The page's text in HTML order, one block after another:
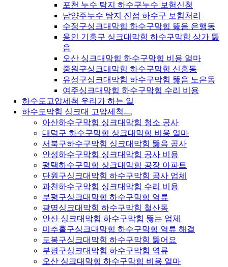
포천 누수 탐지 하수구누수 보험신청
남양주누수 탐지 진접 하수구 보험처리
수정구싱크대막힘 하수구막힘 뚫음 은행동
용인 기흥구 싱크대막힘 하수구막힘 상가 뚫
음
오산 싱크대막힘 하수구막힘 비용 얼마
중원구싱크대막힘 하수구막힘 신흥동
유성구싱크대막힘 하수구막힘 뚫음 노은동
여주싱크대막힘 하수구막힘 수리 비용
하수도고압세척 우리가 하는 일
하수도막힘 싱크대 고압세척
아산하수구막힘 싱크대막힘 청소 공사
대덕구 하수구막힘 싱크대막힘 비용 얼마
서북구하수구막힘 싱크대막힘 뚫음 공사
안성하수구막힘 싱크대막힘 공사 비용
평택하수구막힘 싱크대막힘 공장 아파트
단원구싱크대막힘 하수구막힘 공사 업체
과천하수구막힘 싱크대막힘 수리 비용
부평구싱크대막힘 하수구막힘 역류
광명싱크대막힘 하수구막힘 철산동
안산 싱크대막힘 하수구막힘 뚫는 업체
미추홀구싱크대막힘 하수구막힘 역류 해결
도봉구싱크대막힘 하수구막힘 뚫어요
부평구싱크대막힘 하수구막힘 역류
오산 싱크대막힘 하수구막힘 비용 얼마